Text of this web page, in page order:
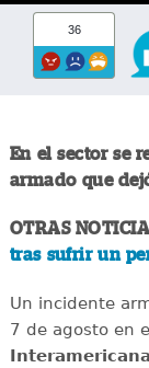
36
En el sector se
armado que
OTRAS
tras sufrir un
Un incidente
7 de agosto en
Interamericana